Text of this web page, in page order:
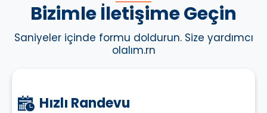
Bizimle İletişime Geçin
Saniyeler içinde formu doldurun. Size yardımcı
olalım.rn
Hızlı Randevu